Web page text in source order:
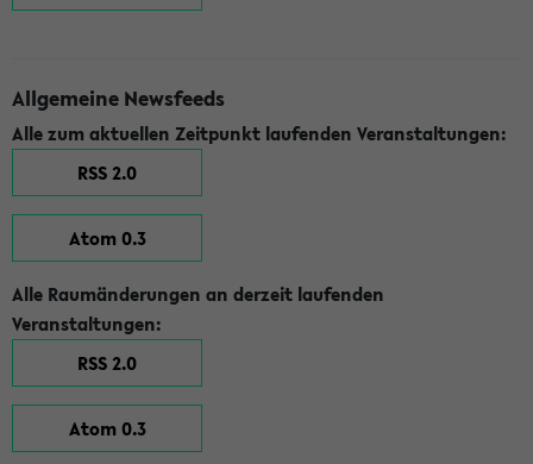
Allgemeine Newsfeeds
Alle zum aktuellen Zeitpunkt laufenden Veranstaltungen:
RSS 2.0
Atom 0.3
Alle Raumänderungen an derzeit laufenden
Veranstaltungen:
RSS 2.0
Atom 0.3